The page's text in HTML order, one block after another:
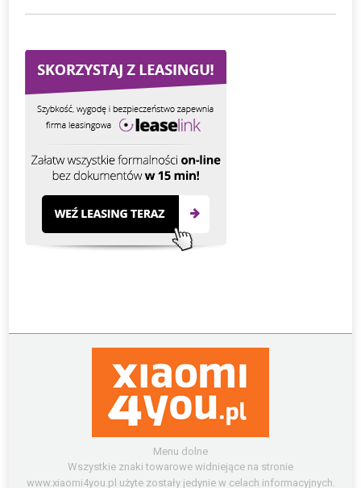
Menu dolne
Wszystkie znaki towarowe widniejące na stronie
www.xiaomi4you.pl użyte zostały jedynie w celach informacyjnych.